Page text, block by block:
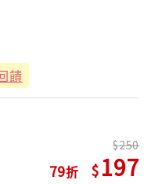
饋
79
250
197